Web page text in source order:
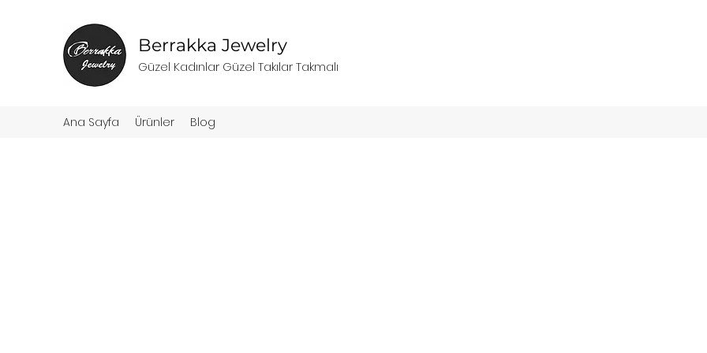
Berrakka Jewelry
Güzel Kadınlar Güzel Takılar Takmalı
Ana Sayfa Ürünler Blog